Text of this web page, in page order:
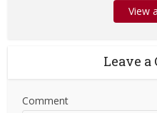
View
Leave
Comment